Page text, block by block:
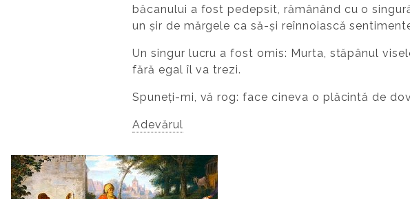
băcanului a fost pedepsit, rămânând cu o
un șir de mărgele ca să-și reînnoiască
Un singur lucru a fost omis: Murta, stăpânul
fără egal îl va trezi.
Spuneți-mi, vă rog: face cineva o plăcintă de
Adevărul